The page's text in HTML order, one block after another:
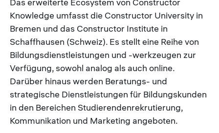
Knowledge umfasst die Constructor University in
Bremen und das Constructor Institute in
Schaffhausen (Schweiz). Es stellt eine Reihe von
Bildungsdienstleistungen und -werkzeugen zur
Verfügung, sowohl analog als auch online.
Darüber hinaus werden Beratungs- und
strategische Dienstleistungen für Bildungskunden
in den Bereichen Studierendenrekrutierung,
Kommunikation und Marketing angeboten.